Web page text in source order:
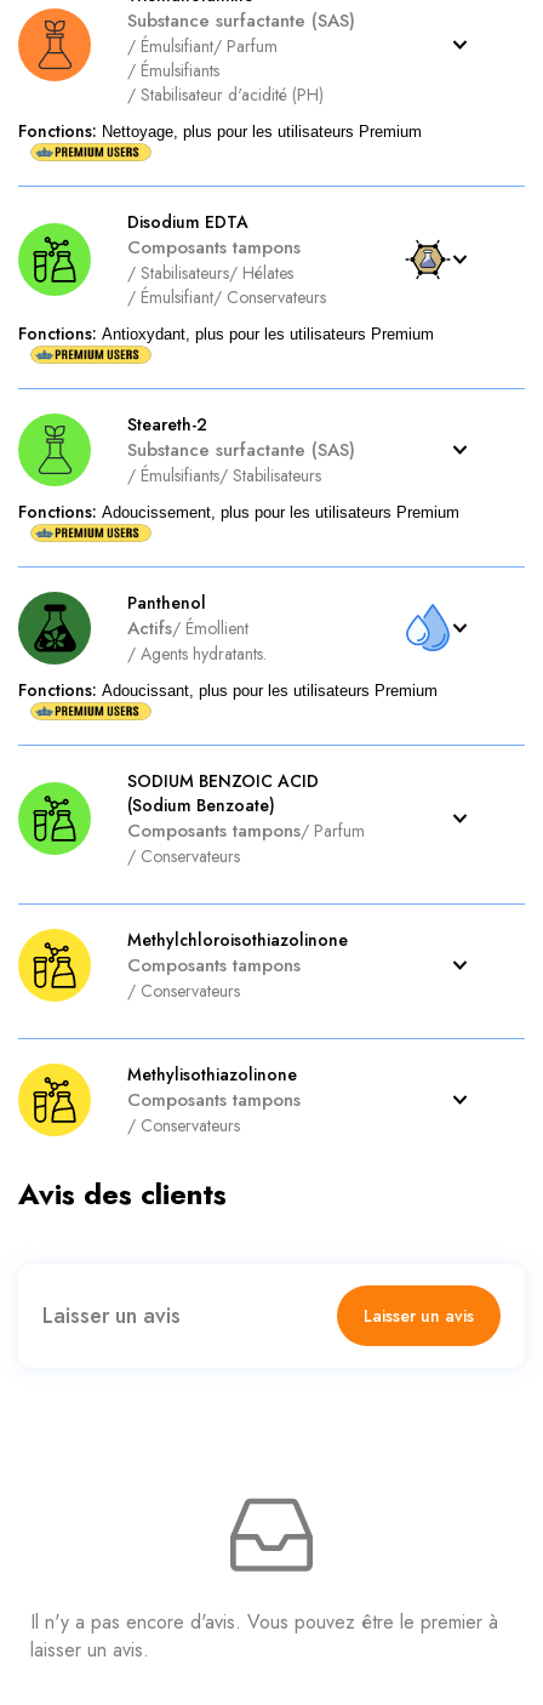
Substance surfactante (SAS)
/ Émulsifiant/ Parfum
/ Émulsifiants
/ Stabilisateur d'acidité (PH)
Fonctions: Nettoyage, plus pour les utilisateurs Premium
Disodium EDTA
Composants tampons
/ Stabilisateurs/ Hélates
/ Émulsifiant/ Conservateurs
Fonctions: Antioxydant, plus pour les utilisateurs Premium
Steareth-2
Substance surfactante (SAS)
/ Émulsifiants/ Stabilisateurs
Fonctions: Adoucissement, plus pour les utilisateurs Premium
Panthenol
Actifs/ Émollient
/ Agents hydratants.
Fonctions: Adoucissant, plus pour les utilisateurs Premium
SODIUM BENZOIC ACID
(Sodium Benzoate)
Composants tampons/ Parfum
/ Conservateurs
Methylchloroisothiazolinone
Composants tampons
/ Conservateurs
Methylisothiazolinone
Composants tampons
/ Conservateurs
Avis des clients
Laisser un avis Laisser un avis
Il n'y a pas encore d'avis. Vous pouvez être le premier à
laisser un avis.